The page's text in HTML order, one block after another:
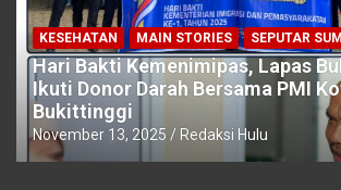
KESEHATAN MAIN STORIES SEPUTAR
Hari Bakti Kemenimipas, Lapas
Ikuti Donor Darah Bersama PMI
Bukittinggi
November 13, 2025 Redaksi Hulu